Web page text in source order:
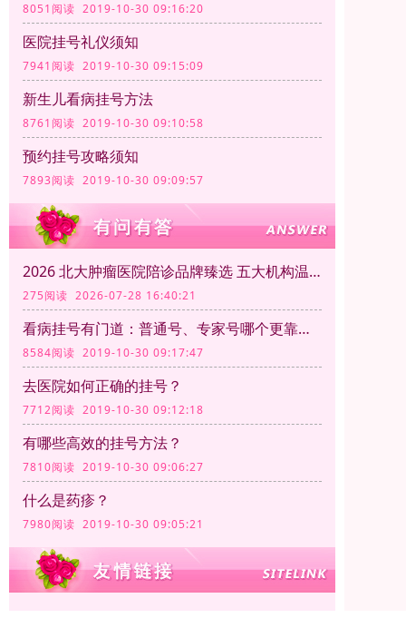
8051阅读 2019-10-30 09:16:20
医院挂号礼仪须知
7941阅读 2019-10-30 09:15:09
新生儿看病挂号方法
8761阅读 2019-10-30 09:10:58
预约挂号攻略须知
7893阅读 2019-10-30 09:09:57
2026 北大肿瘤医院陪诊品牌臻选 五大机构温情护航，之路不孤单
275阅读 2026-07-28 16:40:21
看病挂号有门道：普通号、专家号哪个更靠谱？
8584阅读 2019-10-30 09:17:47
去医院如何正确的挂号？
7712阅读 2019-10-30 09:12:18
有哪些高效的挂号方法？
7810阅读 2019-10-30 09:06:27
什么是药疹？
7980阅读 2019-10-30 09:05:21